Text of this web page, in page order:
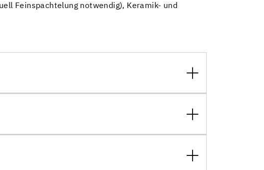
Feinspachtelung notwendig), Keramik- und